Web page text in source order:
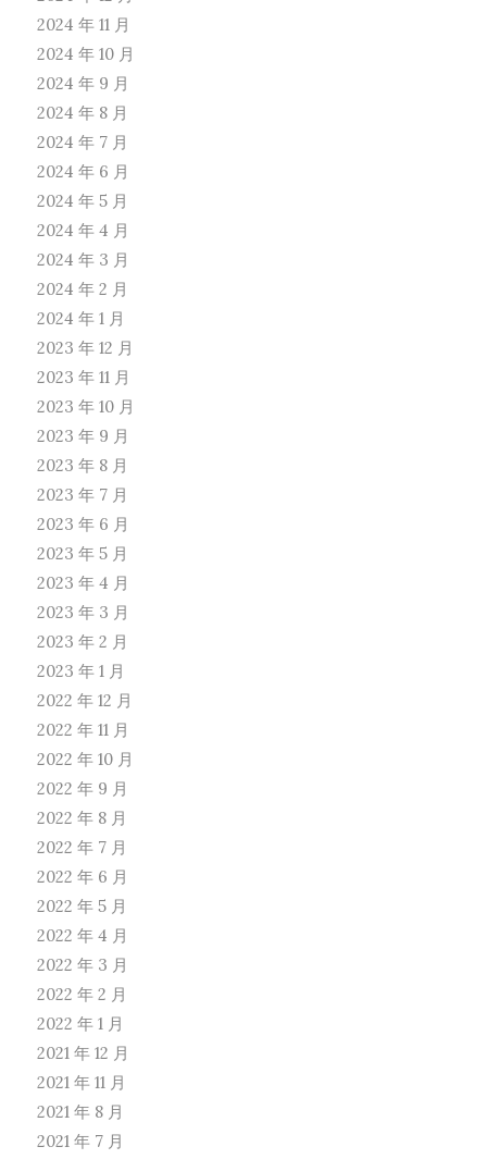
2024 年 11 月
2024 年 10 月
2024 年 9 月
2024 年 8 月
2024 年 7 月
2024 年 6 月
2024 年 5 月
2024 年 4 月
2024 年 3 月
2024 年 2 月
2024 年 1 月
2023 年 12 月
2023 年 11 月
2023 年 10 月
2023 年 9 月
2023 年 8 月
2023 年 7 月
2023 年 6 月
2023 年 5 月
2023 年 4 月
2023 年 3 月
2023 年 2 月
2023 年 1 月
2022 年 12 月
2022 年 11 月
2022 年 10 月
2022 年 9 月
2022 年 8 月
2022 年 7 月
2022 年 6 月
2022 年 5 月
2022 年 4 月
2022 年 3 月
2022 年 2 月
2022 年 1 月
2021 年 12 月
2021 年 11 月
2021 年 8 月
2021 年 7 月